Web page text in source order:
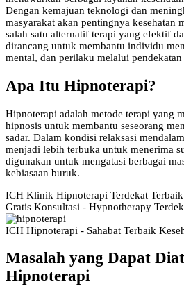
Dengan kemajuan teknologi dan
masyarakat akan pentingnya kesehatan
salah satu alternatif terapi yang efektif
dirancang untuk membantu individu
mental, dan perilaku melalui
Apa Itu Hipnoterapi?
Hipnoterapi adalah metode terapi yang
hipnosis untuk membantu seseorang
sadar. Dalam kondisi relaksasi
menjadi lebih terbuka untuk menerima
digunakan untuk mengatasi berbagai
kebiasaan buruk.
ICH Klinik Hipnoterapi Terdekat
Gratis Konsultasi - Hypnotherapy
ICH Hipnoterapi - Sahabat Terbaik
Masalah yang Dapat
Hipnoterapi